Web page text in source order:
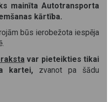
mainīta Autotransporta
kārtība.
būs ierobežota iespēja
var pieteikties tikai
kartei, zvanot pa šādu